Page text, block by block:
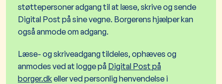
støttepersoner adgang til at læse, skrive og sende
Digital Post på sine vegne. Borgerens hjælper kan
også anmode om adgang.
Læse- og skriveadgang tildeles, ophæves og
anmodes ved at logge på Digital Post på
borger.dkeller ved personlig henvendelse i